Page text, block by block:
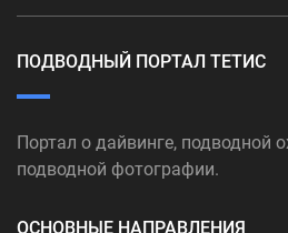
ПОДВОДНЫЙ ПОРТАЛ ТЕТИС
Портал о дайвинге, подводной
подводной фотографии.
ОСНОВНЫЕ НАПРАВЛЕНИЯ